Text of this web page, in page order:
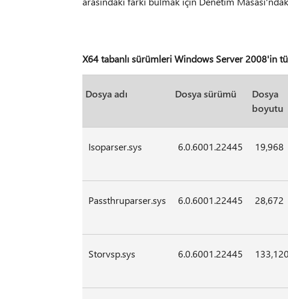
X64 tabanlı sürümleri Windows Server 2008'in
Dosya adı Dosya sürümü
Dosya
boyutu
Isoparser.sys 6.0.6001.22445 19,968
Passthruparser.sys 6.0.6001.22445 28,672
Storvsp.sys 6.0.6001.22445 133,120